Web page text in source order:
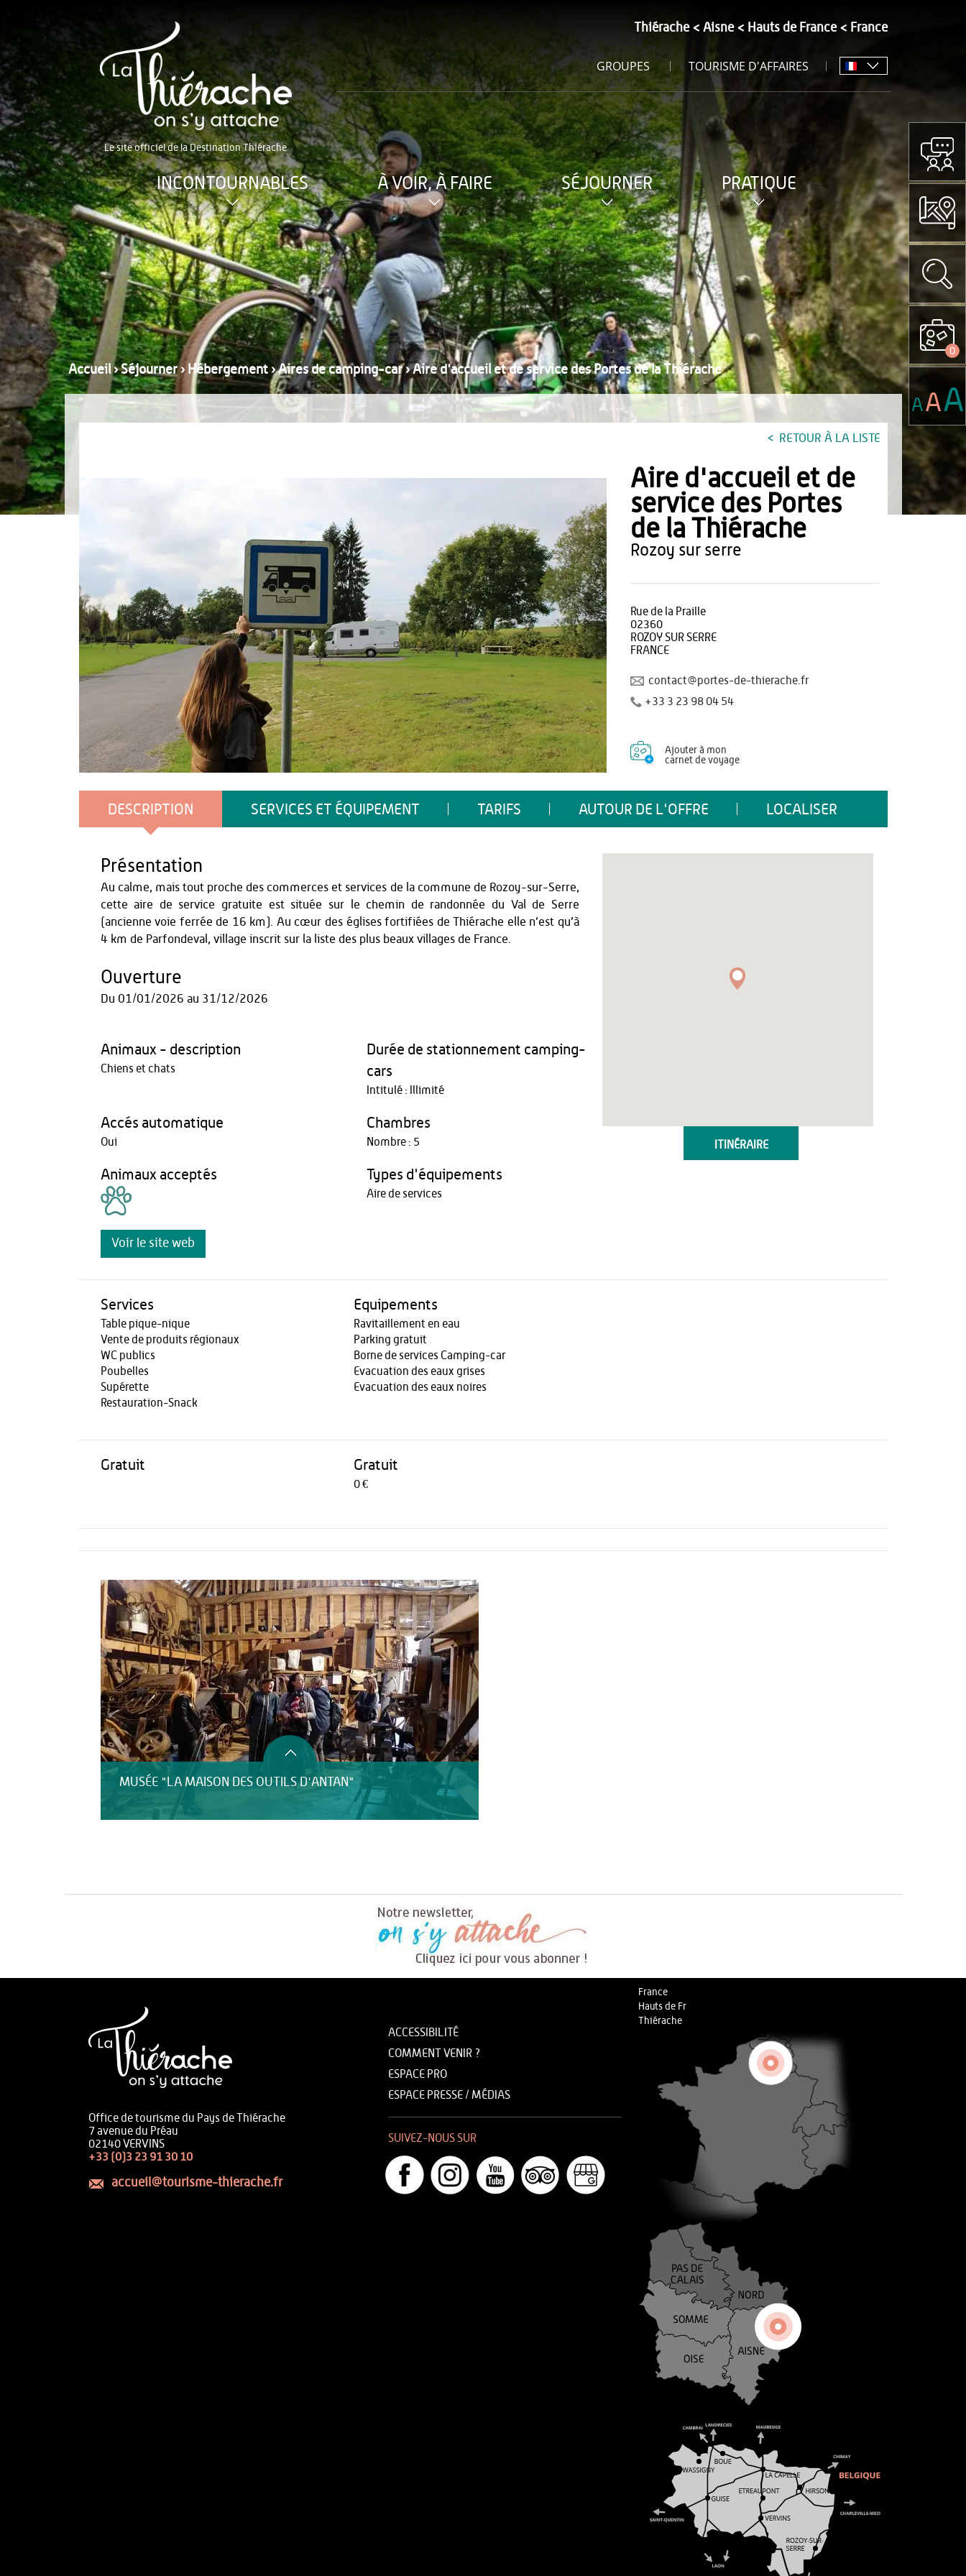
Le site officiel de la Destination Thiérache
Thiérache Aisne Hauts de France France
GROUPES TOURISME D'AFFAIRES
INCONTOURNABLES À VOIR, À FAIRE SÉJOURNER PRATIQUE
Accueil›Séjourner› Hébergement ›Aires de camping-car›Aire d'accueil et de service des Portes de la Thiérache
RETOUR À LA LISTE
Aire d'accueil et de
service des Portes
de la Thiérache
rozoy sur serre
Rue de la Praille
02360
ROZOY SUR SERRE
FRANCE
contact@portes-de-thierache.fr
+33 3 23 98 04 54
Ajouter à mon
carnet de voyage
DESCRIPTION SERVICES ET ÉQUIPEMENT TARIFS AUTOUR DE L'OFFRE LOCALISER
ITINÉRAIRE
Présentation
Au calme, mais tout proche des commerces et services de la commune de Rozoy-sur-Serre,
cette aire de service gratuite est située sur le chemin de randonnée du Val de Serre
(ancienne voie ferrée de 16 km). Au cœur des églises fortifiées de Thiérache elle n’est qu’à
4 km de Parfondeval, village inscrit sur la liste des plus beaux villages de France.
Ouverture
Du 01/01/2026 au 31/12/2026
Animaux - description
Chiens et chats
Durée de stationnement camping-
cars
Intitulé : Illimité
Accés automatique
Oui
Chambres
Nombre : 5
Animaux acceptés Types d'équipements
Aire de services
Voir le site web
Services
Table pique-nique
Vente de produits régionaux
WC publics
Poubelles
Supérette
Restauration-Snack
Equipements
Ravitaillement en eau
Parking gratuit
Borne de services Camping-car
Evacuation des eaux grises
Evacuation des eaux noires
Gratuit Gratuit
0 €
MUSÉE "LA MAISON DES OUTILS D'ANTAN"
Office de tourisme du Pays de Thiérache
7 avenue du Préau
02140 VERVINS
+33 (0)3 23 91 30 10
accueil@tourisme-thierache.fr
ACCESSIBILITÉ
COMMENT VENIR ?
ESPACE PRO
ESPACE PRESSE / MÉDIAS
SUIVEZ-NOUS SUR
France
Hauts de Fr
Thiérache
0
AAA